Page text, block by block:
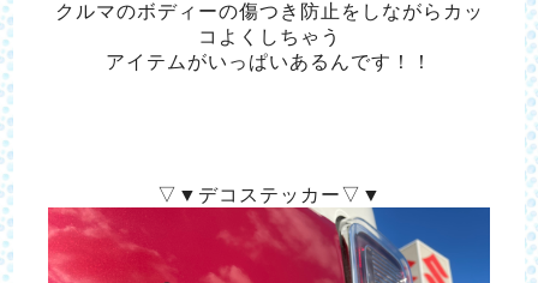
クルマのボディーの傷つき防止をしながらカッ
コよくしちゃう
アイテムがいっぱいあるんです！！
▽▼デコステッカー▽▼